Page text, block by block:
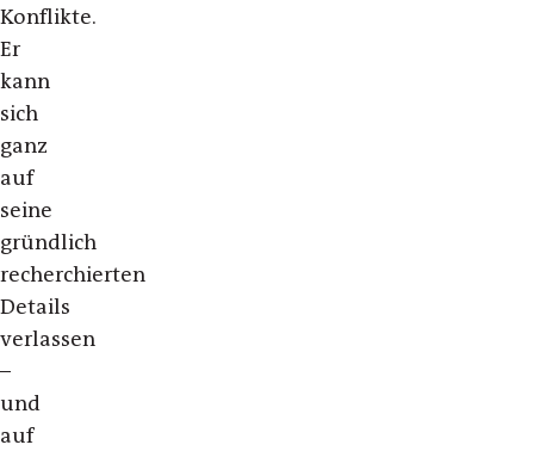
Konflikte.
Er
kann
sich
ganz
auf
seine
gründlich
recherchierten
Details
verlassen
–
und
auf